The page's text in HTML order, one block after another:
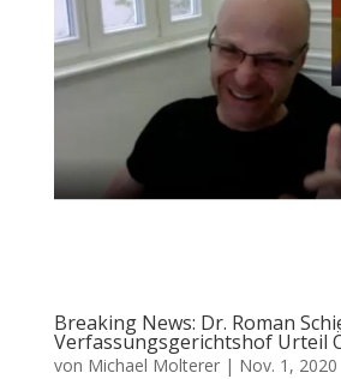
Breaking News: Dr. Roman
Verfassungsgerichtshof Urteil
von Michael Molterer| Nov. 1, 2020